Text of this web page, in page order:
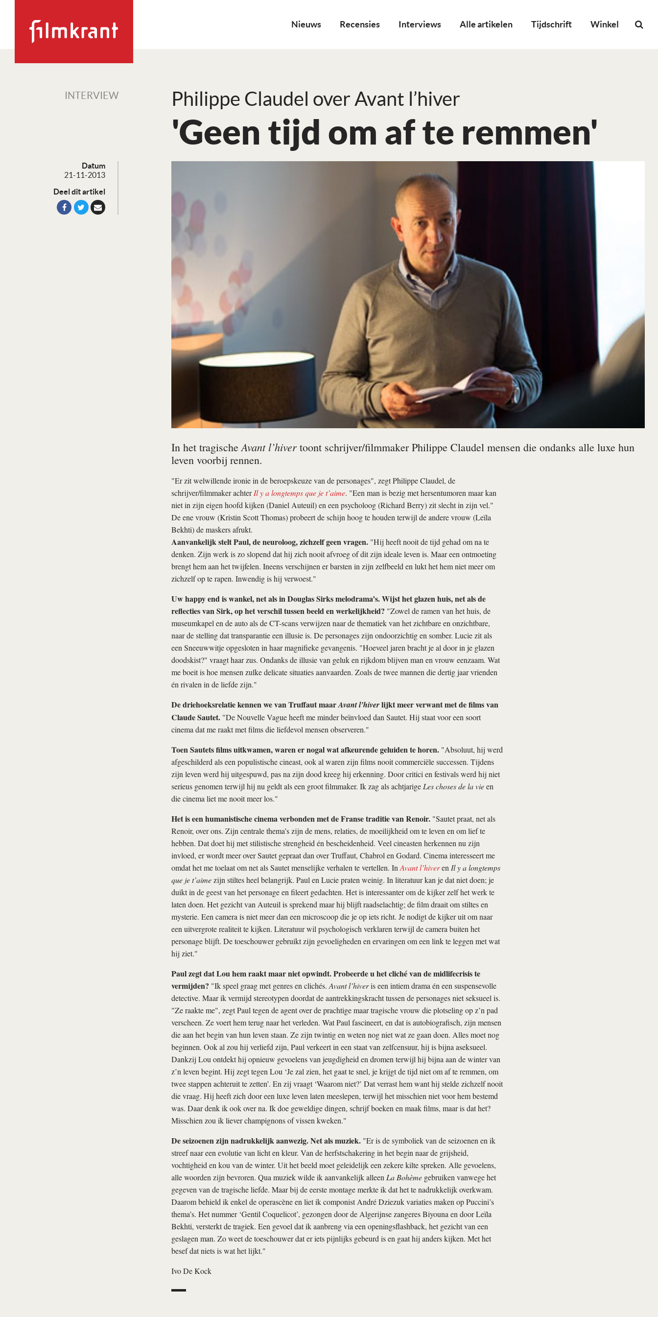
Nieuws Recensies Interviews Alle artikelen Tijdschrift Winkel
INTERVIEW Philippe Claudel over Avant l’hiver
'Geen tijd om af te remmen'
Datum
21-11-2013
Deel dit artikel
In het tragische Avant l’hivertoont schrijver/filmmaker Philippe Claudel mensen die ondanks alle luxe hun
leven voorbij rennen.
"Er zit welwillende ironie in de beroepskeuze van de personages", zegt Philippe Claudel, de
schrijver/filmmaker achterIl y a longtemps que je t’aime. "Een man is bezig met hersentumoren maar kan
niet in zijn eigen hoofd kijken (Daniel Auteuil) en een psycholoog (Richard Berry) zit slecht in zijn vel."
De ene vrouw (Kristin Scott Thomas) probeert de schijn hoog te houden terwijl de andere vrouw (Leïla
Bekhti) de maskers afrukt.
Aanvankelijk stelt Paul, de neuroloog, zichzelf geen vragen."Hij heeft nooit de tijd gehad om na te
denken. Zijn werk is zo slopend dat hij zich nooit afvroeg of dit zijn ideale leven is. Maar een ontmoeting
brengt hem aan het twijfelen. Ineens verschijnen er barsten in zijn zelfbeeld en lukt het hem niet meer om
zichzelf op te rapen. Inwendig is hij verwoest."
Uw happy end is wankel, net als in Douglas Sirks melodrama’s. Wijst het glazen huis, net als de
reflecties van Sirk, op het verschil tussen beeld en werkelijkheid? "Zowel de ramen van het huis, de
museumkapel en de auto als de CT-scans verwijzen naar de thematiek van het zichtbare en onzichtbare,
naar de stelling dat transparantie een illusie is. De personages zijn ondoorzichtig en somber. Lucie zit als
een Sneeuwwitje opgesloten in haar magnifieke gevangenis. "Hoeveel jaren bracht je al door in je glazen
doodskist?" vraagt haar zus. Ondanks de illusie van geluk en rijkdom blijven man en vrouw eenzaam. Wat
me boeit is hoe mensen zulke delicate situaties aanvaarden. Zoals de twee mannen die dertig jaar vrienden
én rivalen in de liefde zijn."
De driehoeksrelatie kennen we van Truffaut maarAvant l’hiverlijkt meer verwant met de films van
Claude Sautet."De Nouvelle Vague heeft me minder beïnvloed dan Sautet. Hij staat voor een soort
cinema dat me raakt met films die liefdevol mensen observeren."
Toen Sautets films uitkwamen, waren er nogal wat afkeurende geluiden te horen."Absoluut, hij werd
afgeschilderd als een populistische cineast, ook al waren zijn films nooit commerciële successen. Tijdens
zijn leven werd hij uitgespuwd, pas na zijn dood kreeg hij erkenning. Door critici en festivals werd hij niet
serieus genomen terwijl hij nu geldt als een groot filmmaker. Ik zag als achtjarige Les choses de la vieen
die cinema liet me nooit meer los."
Het is een humanistische cinema verbonden met de Franse traditie van Renoir."Sautet praat, net als
Renoir, over ons. Zijn centrale thema’s zijn de mens, relaties, de moeilijkheid om te leven en om lief te
hebben. Dat doet hij met stilistische strengheid én bescheidenheid. Veel cineasten herkennen nu zijn
invloed, er wordt meer over Sautet gepraat dan over Truffaut, Chabrol en Godard. Cinema interesseert me
omdat het me toelaat om net als Sautet menselijke verhalen te vertellen. In Avant l’hiveren Il y a longtemps
que je t’aimezijn stiltes heel belangrijk. Paul en Lucie praten weinig. In literatuur kan je dat niet doen; je
duikt in de geest van het personage en fileert gedachten. Het is interessanter om de kijker zelf het werk te
laten doen. Het gezicht van Auteuil is sprekend maar hij blijft raadselachtig; de film draait om stiltes en
mysterie. Een camera is niet meer dan een microscoop die je op iets richt. Je nodigt de kijker uit om naar
een uitvergrote realiteit te kijken. Literatuur wil psychologisch verklaren terwijl de camera buiten het
personage blijft. De toeschouwer gebruikt zijn gevoeligheden en ervaringen om een link te leggen met wat
hij ziet."
Paul zegt dat Lou hem raakt maar niet opwindt. Probeerde u het cliché van de midlifecrisis te
vermijden? "Ik speel graag met genres en clichés. Avant l’hiveris een intiem drama én een suspensevolle
detective. Maar ik vermijd stereotypen doordat de aantrekkingskracht tussen de personages niet seksueel is.
"Ze raakte me", zegt Paul tegen de agent over de prachtige maar tragische vrouw die plotseling op z’n pad
verscheen. Ze voert hem terug naar het verleden. Wat Paul fascineert, en dat is autobiografisch, zijn mensen
die aan het begin van hun leven staan. Ze zijn twintig en weten nog niet wat ze gaan doen. Alles moet nog
beginnen. Ook al zou hij verliefd zijn, Paul verkeert in een staat van zelfcensuur, hij is bijna aseksueel.
Dankzij Lou ontdekt hij opnieuw gevoelens van jeugdigheid en dromen terwijl hij bijna aan de winter van
z’n leven begint. Hij zegt tegen Lou ‘Je zal zien, het gaat te snel, je krijgt de tijd niet om af te remmen, om
twee stappen achteruit te zetten’. En zij vraagt ‘Waarom niet?’ Dat verrast hem want hij stelde zichzelf nooit
die vraag. Hij heeft zich door een luxe leven laten meeslepen, terwijl het misschien niet voor hem bestemd
was. Daar denk ik ook over na. Ik doe geweldige dingen, schrijf boeken en maak films, maar is dat het?
Misschien zou ik liever champignons of vissen kweken."
De seizoenen zijn nadrukkelijk aanwezig. Net als muziek."Er is de symboliek van de seizoenen en ik
streef naar een evolutie van licht en kleur. Van de herfstschakering in het begin naar de grijsheid,
vochtigheid en kou van de winter. Uit het beeld moet geleidelijk een zekere kilte spreken. Alle gevoelens,
alle woorden zijn bevroren. Qua muziek wilde ik aanvankelijk alleen La Bohèmegebruiken vanwege het
gegeven van de tragische liefde. Maar bij de eerste montage merkte ik dat het te nadrukkelijk overkwam.
Daarom behield ik enkel de operascène en liet ik componist André Dziezuk variaties maken op Puccini’s
thema’s. Het nummer ‘Gentil Coquelicot’, gezongen door de Algerijnse zangeres Biyouna en door Leïla
Bekhti, versterkt de tragiek. Een gevoel dat ik aanbreng via een openingsflashback, het gezicht van een
geslagen man. Zo weet de toeschouwer dat er iets pijnlijks gebeurd is en gaat hij anders kijken. Met het
besef dat niets is wat het lijkt."
Ivo De Kock